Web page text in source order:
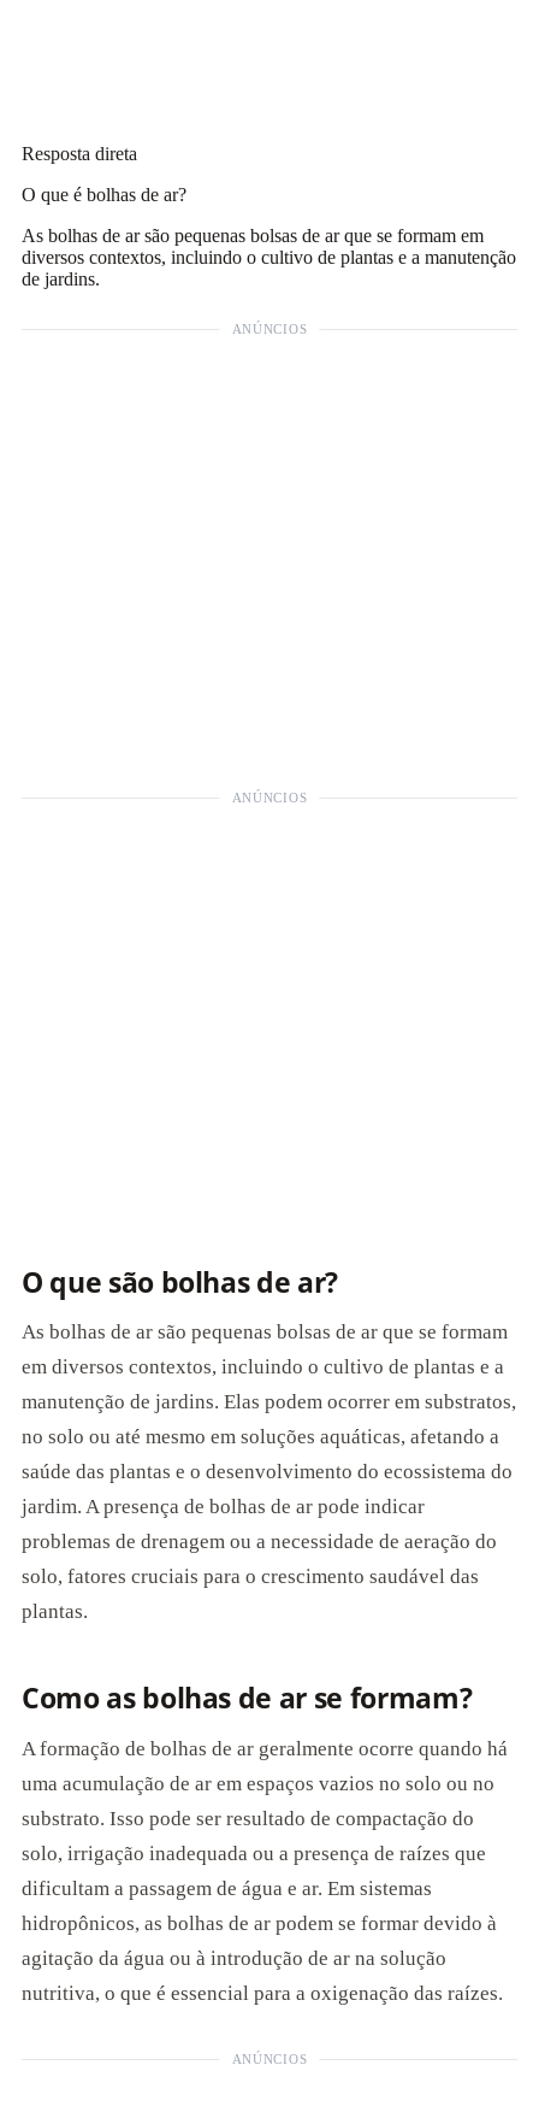
Resposta direta
O que é bolhas de ar?
As bolhas de ar são pequenas bolsas de ar que se formam em
diversos contextos, incluindo o cultivo de plantas e a manutenção
de jardins.
ANÚNCIOS
ANÚNCIOS
O que são bolhas de ar?
As bolhas de ar são pequenas bolsas de ar que se formam
em diversos contextos, incluindo o cultivo de plantas e a
manutenção de jardins. Elas podem ocorrer em substratos,
no solo ou até mesmo em soluções aquáticas, afetando a
saúde das plantas e o desenvolvimento do ecossistema do
jardim. A presença de bolhas de ar pode indicar
problemas de drenagem ou a necessidade de aeração do
solo, fatores cruciais para o crescimento saudável das
plantas.
Como as bolhas de ar se formam?
A formação de bolhas de ar geralmente ocorre quando há
uma acumulação de ar em espaços vazios no solo ou no
substrato. Isso pode ser resultado de compactação do
solo, irrigação inadequada ou a presença de raízes que
dificultam a passagem de água e ar. Em sistemas
hidropônicos, as bolhas de ar podem se formar devido à
agitação da água ou à introdução de ar na solução
nutritiva, o que é essencial para a oxigenação das raízes.
ANÚNCIOS